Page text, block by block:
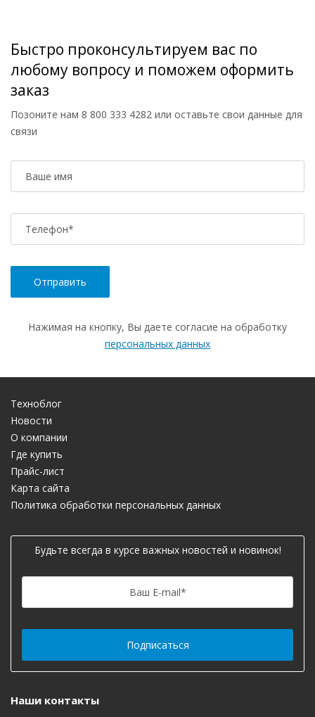
Быстро проконсультируем вас по
любому вопросу и поможем оформить
заказ
Позоните нам 8 800 333 4282 или оставьте свои данные для
связи
Ваше имя
Телефон*
Нажимая на кнопку, Вы даете согласие на обработку
персональных данных
Техноблог
Новости
О компании
Где купить
Прайс-лист
Карта сайта
Политика обработки персональных данных
Будьте всегда в курсе важных новостей и новинок!
Ваш E-mail*
Наши контакты